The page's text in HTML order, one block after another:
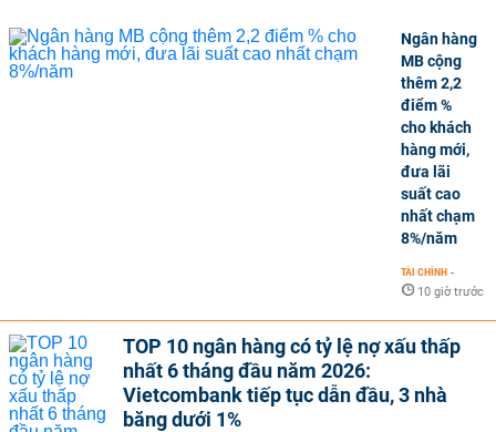
Ngân hàng
MB cộng
thêm 2,2
điểm %
cho khách
hàng mới,
đưa lãi
suất cao
nhất chạm
8%/năm
TÀI CHÍNH -
10 giờ trước
TOP 10 ngân hàng có tỷ lệ nợ xấu thấp
nhất 6 tháng đầu năm 2026:
Vietcombank tiếp tục dẫn đầu, 3 nhà
băng dưới 1%